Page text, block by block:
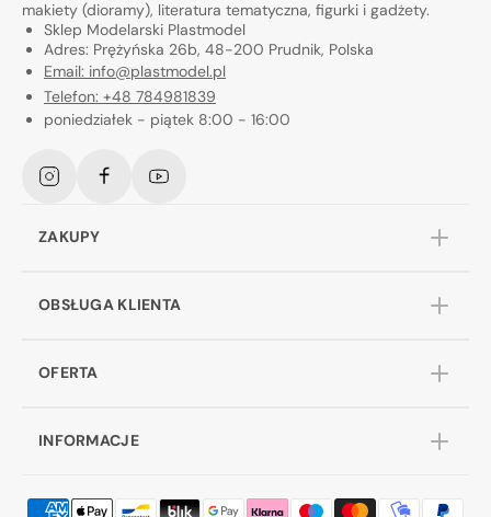
makiety (dioramy), literatura tematyczna, figurki i gadżety.
Sklep Modelarski Plastmodel
Adres: Prężyńska 26b, 48-200 Prudnik, Polska
Email: info@plastmodel.pl
Telefon: +48 784981839
poniedziałek - piątek 8:00 - 16:00
InstagramFacebookYouTube
ZAKUPY
OBSŁUGA KLIENTA
OFERTA
INFORMACJE